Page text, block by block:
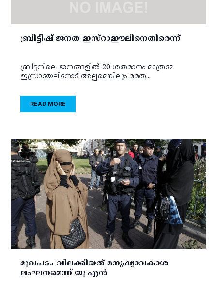
ബ്രിട്ടീഷ് ജനത ഇസ്‌റാഈലിനെതിരെന്ന്
ബ്രിട്ടനിലെ ജനങ്ങളില്‍ 20 ശതമാനം മാത്രമേ
ഇസ്രായേലിനോട് അല്പമെങ്കിലും മമത...
READ MORE
മുഖപടം വിലക്കിയത് മനുഷ്യാവകാശ
ലംഘനമെന്ന് യു എന്‍